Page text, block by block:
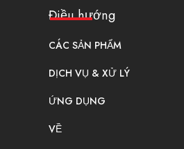
Điều hướng
CÁC SẢN PHẨM
DỊCH VỤ & XỬ LÝ
ỨNG DỤNG
VỀ